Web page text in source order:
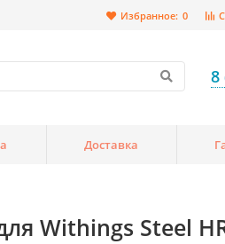
Избранное: 0
8
Доставка
Withings Steel